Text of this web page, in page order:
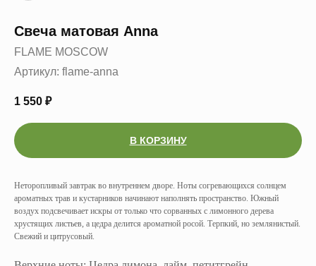
Свеча матовая Anna
FLAME MOSCOW
Артикул: flame-anna
1 550 ₽
В КОРЗИНУ
Неторопливый завтрак во внутреннем дворе. Ноты согревающихся солнцем
ароматных трав и кустарников начинают наполнять пространство. Южный
воздух подсвечивает искры от только что сорванных с лимонного дерева
хрустящих листьев, а цедра делится ароматной росой. Терпкий, но землянистый.
Свежий и цитрусовый.